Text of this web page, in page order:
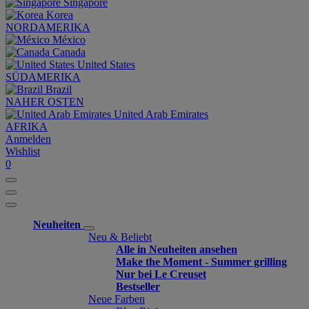
Singapore
Korea
NORDAMERIKA
México
Canada
United States
SÜDAMERIKA
Brazil
NAHER OSTEN
United Arab Emirates
AFRIKA
Anmelden
Wishlist
0
Neuheiten
Neu & Beliebt
Alle in Neuheiten ansehen
Make the Moment - Summer grilling
Nur bei Le Creuset
Bestseller
Neue Farben